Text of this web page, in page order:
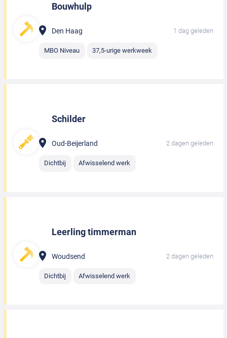
Bouwhulp
Den Haag 1 dag geleden
MBO Niveau 37,5-urige werkweek
Schilder
Oud-Beijerland 2 dagen geleden
Dichtbij Afwisselend werk
Leerling timmerman
Woudsend 2 dagen geleden
Dichtbij Afwisselend werk